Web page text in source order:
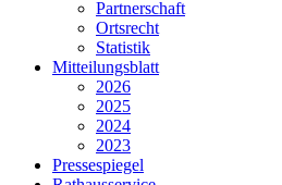
Partnerschaft
Ortsrecht
Statistik
Mitteilungsblatt
2026
2025
2024
2023
Pressespiegel